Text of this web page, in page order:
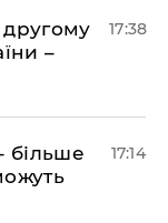
–
17:38
більше
17:14